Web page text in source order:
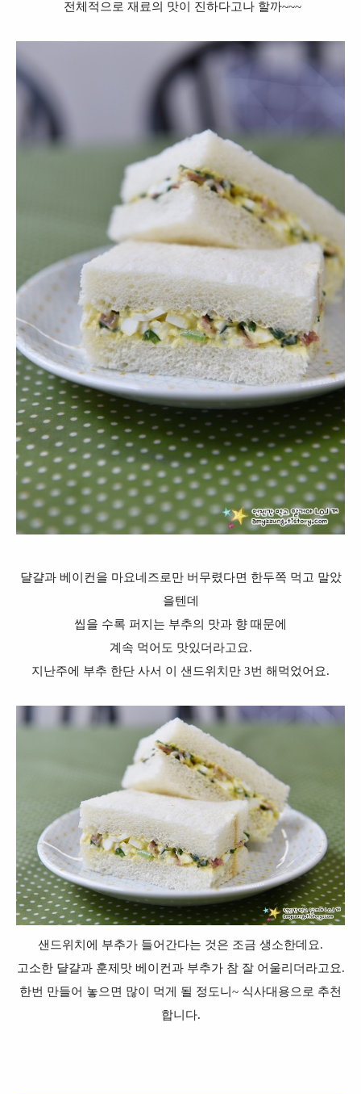
전체적으로 재료의 맛이 진하다고나 할까~~~
댤걀과 베이컨을 마요네즈로만 버무렸다면 한두쪽 먹고 말았
을텐데
씹을 수록 퍼지는 부추의 맛과 향 때문에
계속 먹어도 맛있더라고요.
지난주에 부추 한단 사서 이 샌드위치만 3번 해먹었어요.
샌드위치에 부추가 들어간다는 것은 조금 생소한데요.
고소한 댤걀과 훈제맛 베이컨과 부추가 참 잘 어울리더라고요.
한번 만들어 놓으면 많이 먹게 될 정도니~ 식사대용으로 추천
합니다.